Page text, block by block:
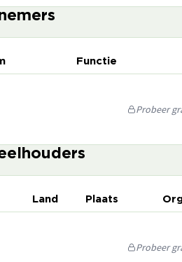
Functie
Probeer
Land Plaats
Probeer